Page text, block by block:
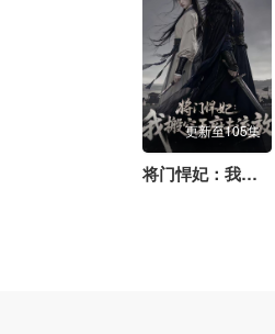
更新至105集
将门悍妃：我搬空王府去流放